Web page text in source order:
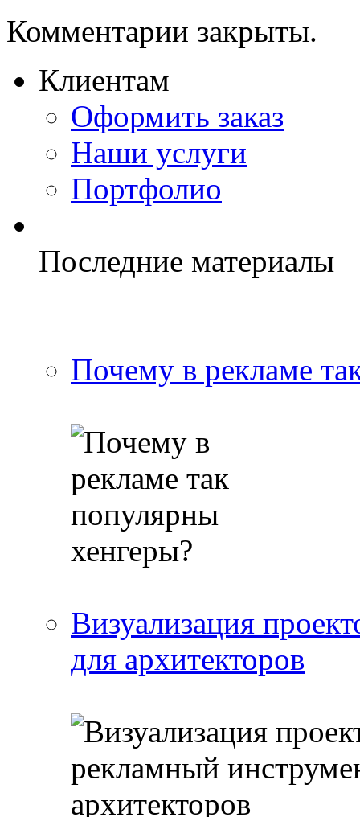
Комментарии закрыты.
Клиентам
Оформить заказ
Наши услуги
Портфолио
Последние материалы
Почему в рекламе
Визуализация
для архитекторов